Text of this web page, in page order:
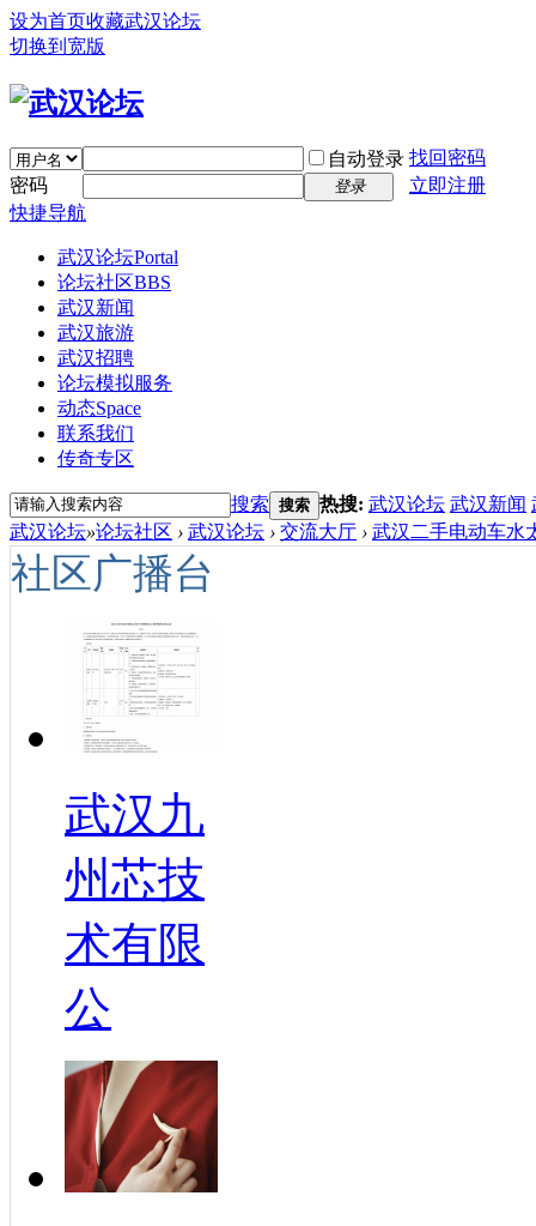
设为首页收藏武汉论坛
切换到宽版
自动登录 找回密码
密码
登录
立即注册
快捷导航
武汉论坛Portal
论坛社区BBS
武汉新闻
武汉旅游
武汉招聘
论坛模拟服务
动态Space
联系我们
传奇专区
搜索 搜索 热搜: 武汉论坛 武汉新闻
武汉论坛»论坛社区 › 武汉论坛 › 交流大厅 › 武汉二手电动车水
社区广播台
武汉九
州芯技
术有限
公